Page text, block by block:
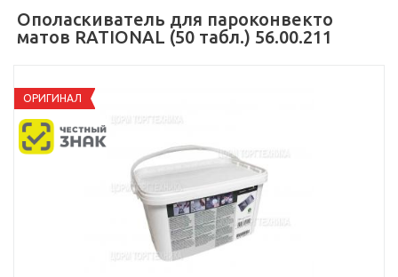
Ополаскиватель для пароконвекто
матов RATIONAL (50 табл.) 56.00.211
ОРИГИНАЛ